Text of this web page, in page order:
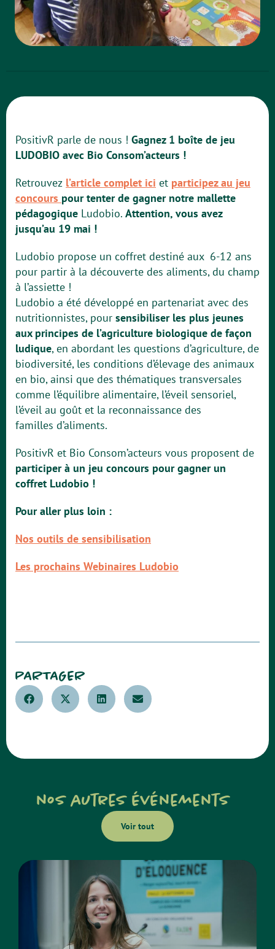
PositivR parle de nous ! Gagnez 1 boîte de jeu
LUDOBIO avec Bio Consom’acteurs !
Retrouvez l’article complet ici et participez au jeu
concours pour tenter de gagner notre mallette
pédagogique Ludobio. Attention, vous avez
jusqu’au 19 mai !
Ludobio propose un coffret destiné aux 6-12 ans
pour partir à la découverte des aliments, du champ
à l’assiette !
Ludobio a été développé en partenariat avec des
nutritionnistes, pour sensibiliser les plus jeunes
aux principes de l’agriculture biologique de façon
ludique, en abordant les questions d’agriculture, de
biodiversité, les conditions d’élevage des animaux
en bio, ainsi que des thématiques transversales
comme l’équilibre alimentaire, l’éveil sensoriel,
l’éveil au goût et la reconnaissance des
familles d’aliments.
PositivR et Bio Consom’acteurs vous proposent de
participer à un jeu concours pour gagner un
coffret Ludobio !
Pour aller plus loin :
Nos outils de sensibilisation
Les prochains Webinaires Ludobio
PARTAGER
nos autres événements
Voir tout